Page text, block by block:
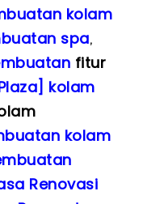
kolam
spa,
fitur
kolam
kolam
Renovasi